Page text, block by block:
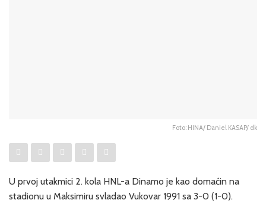
Foto: HINA/ Daniel KASAP/ dk
U prvoj utakmici 2. kola HNL-a Dinamo je kao domaćin na
stadionu u Maksimiru svladao Vukovar 1991 sa 3-0 (1-0).